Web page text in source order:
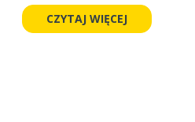
CZYTAJ WIĘCEJ